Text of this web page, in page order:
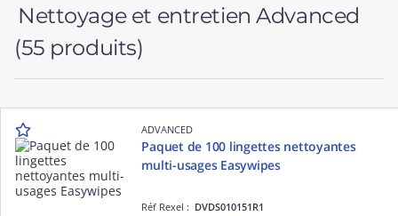
Nettoyage et entretien Advanced
(55 produits)
ADVANCED
Paquet de 100 lingettes nettoyantes
multi-usages Easywipes
Réf Rexel : DVDS010151R1